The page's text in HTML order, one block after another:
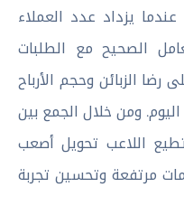
يزداد عدد العملاء
الصحيح مع الطلبات
الزبائن وحجم الأرباح
ومن خلال الجمع بين
اللاعب تحويل أصعب
مرتفعة وتحسين تجربة